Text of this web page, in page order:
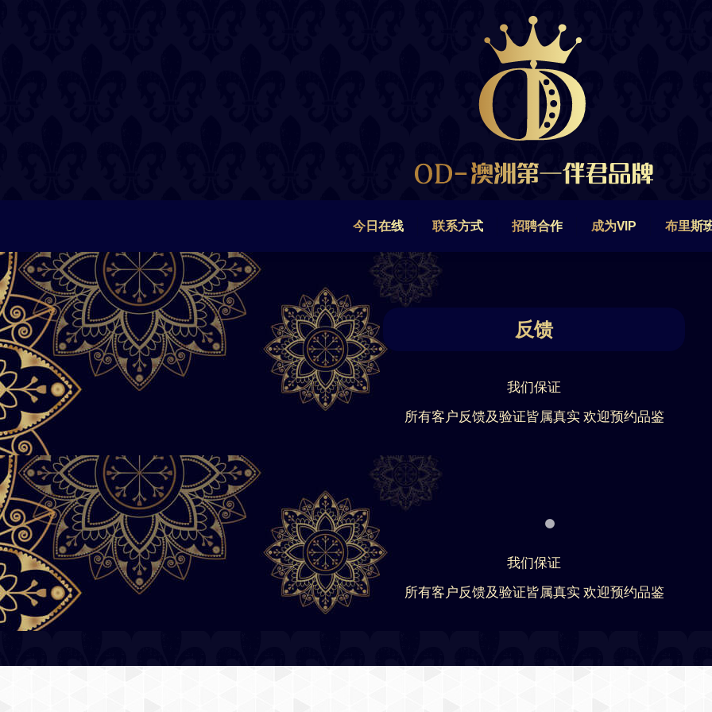
今日在线 联系方式 招聘合作 成为VIP 布里斯
反馈
我们保证
所有客户反馈及验证皆属真实 欢迎预约品鉴
我们保证
所有客户反馈及验证皆属真实 欢迎预约品鉴
招聘合作